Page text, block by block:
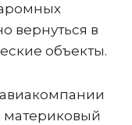
вернуться в
объекты.